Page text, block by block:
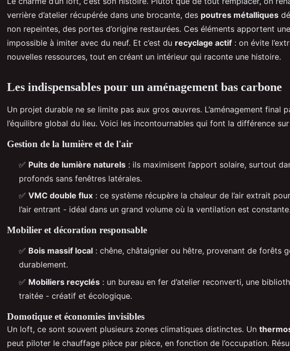
verrière d’atelier récupérée dans une brocante, des poutres métalliques
non repeintes, des portes d’origine restaurées. Ces éléments apportent
impossible à imiter avec du neuf. Et c’est du recyclage actif : on évite
nouvelles ressources, tout en créant un intérieur qui raconte une histoire.
Les indispensables pour un aménagement bas carbone
Un projet durable ne se limite pas aux gros œuvres. L’aménagement final
l’équilibre global du lieu. Voici les incontournables qui font la différence
Gestion de la lumière et de l'air
✅ Puits de lumière naturels : ils maximisent l’apport solaire, surtout
profonds sans fenêtres latérales.
✅ VMC double flux : ce système récupère la chaleur de l’air extrait
l’air entrant - idéal dans un grand volume où la ventilation est
Mobilier et décoration responsable
✅ Bois massif local : chêne, châtaignier ou hêtre, provenant de forêts
durablement.
✅ Mobiliers recyclés : un bureau en fer d’atelier reconverti, une
traitée - créatif et écologique.
Domotique et économies invisibles
Un loft, ce sont souvent plusieurs zones climatiques distinctes. Un
peut piloter le chauffage pièce par pièce, en fonction de l’occupation.